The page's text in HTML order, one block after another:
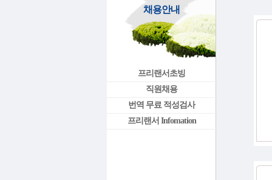
채용안내
프리랜서초빙
직원채용
번역 무료 적성검사
프리랜서 Infomation